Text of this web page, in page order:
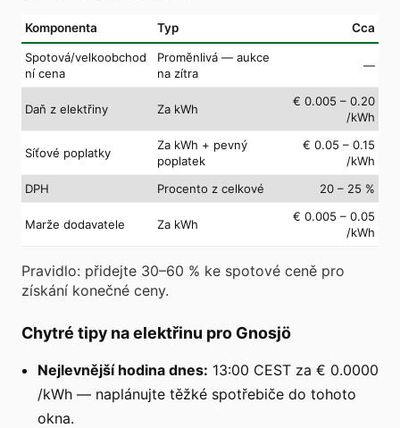
Komponenta Typ Cca
Spotová/velkoobchod
ní cena
Proměnlivá — aukce
na zítra
—
Daň z elektřiny Za kWh
€ 0.005 – 0.20
/kWh
Síťové poplatky
Za kWh + pevný
poplatek
€ 0.05 – 0.15
/kWh
DPH
Procento z celkové 20 – 25 %
Marže dodavatele Za kWh
€ 0.005 – 0.05
/kWh
Pravidlo: přidejte 30–60 % ke spotové ceně pro
získání konečné ceny.
Chytré tipy na elektřinu pro Gnosjö
Nejlevnější hodina dnes: 13:00 CEST za € 0.0000
/kWh — naplánujte těžké spotřebiče do tohoto
okna.